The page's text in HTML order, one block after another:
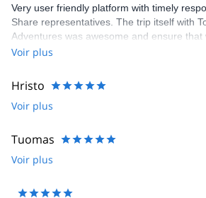
Very user friendly platform with timely
Share representatives. The trip itself with
Adventures was awesome and ensure
that was 100% what we wanted.
Voir plus
Hristo
Voir plus
Tuomas
Voir plus